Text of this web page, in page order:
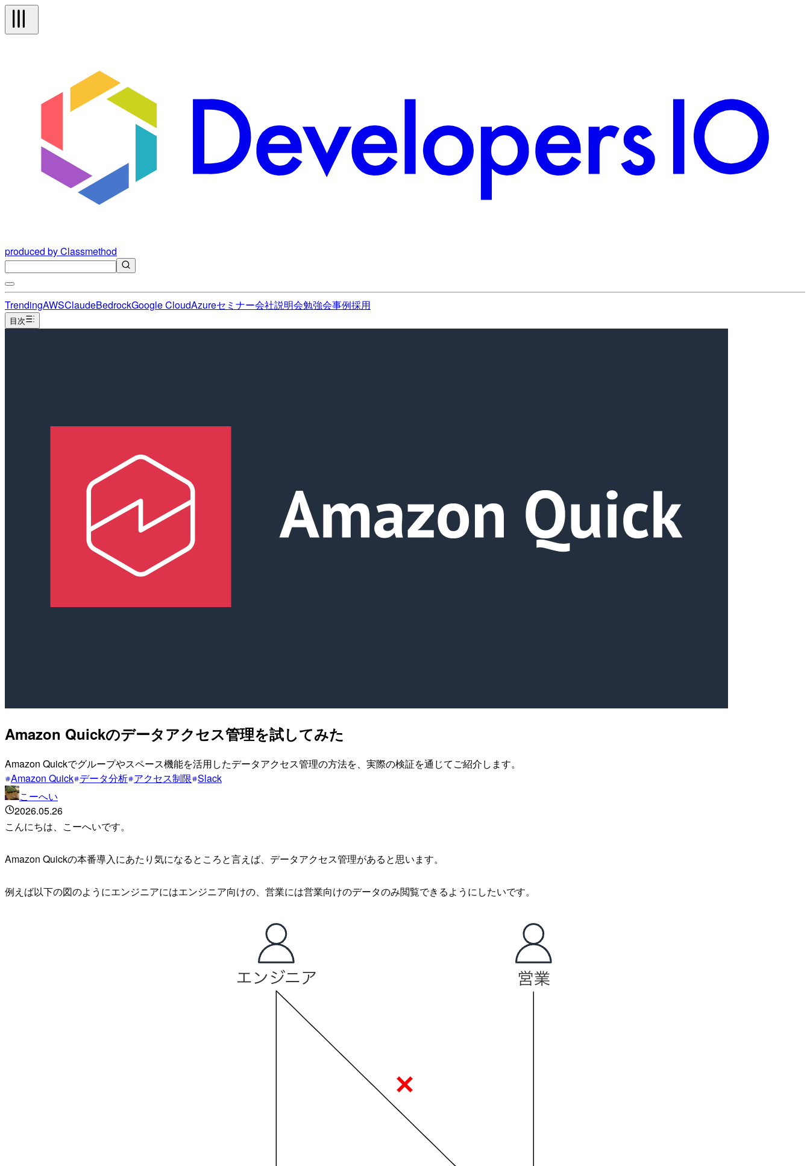
produced by Classmethod
TrendingAWSClaudeBedrockGoogle CloudAzureセミナー会社説明会勉強会事例採用
目次
Amazon Quickのデータアクセス管理を試してみた
Amazon Quickでグループやスペース機能を活用したデータアクセス管理の方法を、実際の検証を通じてご紹介します。
Amazon Quick データ分析 アクセス制限 Slack
こーへい
2026.05.26
こんにちは、こーへいです。
Amazon Quickの本番導入にあたり気になるところと言えば、データアクセス管理があると思います。
例えば以下の図のようにエンジニアにはエンジニア向けの、営業には営業向けのデータのみ閲覧できるようにしたいです。